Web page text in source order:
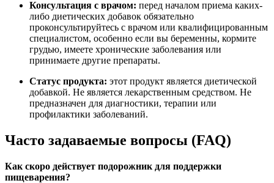
Консультация с врачом: перед началом приема каких-
либо диетических добавок обязательно
проконсультируйтесь с врачом или квалифицированным
специалистом, особенно если вы беременны, кормите
грудью, имеете хронические заболевания или
принимаете другие препараты.
Статус продукта: этот продукт является диетической
добавкой. Не является лекарственным средством. Не
предназначен для диагностики, терапии или
профилактики заболеваний.
Часто задаваемые вопросы (FAQ)
Как скоро действует подорожник для поддержки
пищеварения?